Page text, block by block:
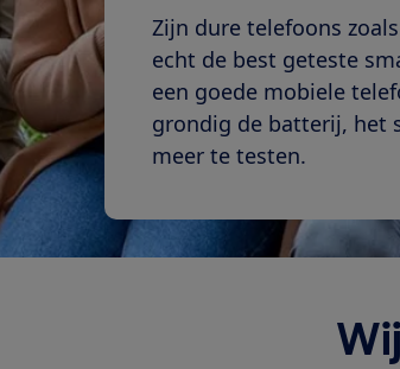
Zijn dure telefoons
echt de best geteste
een goede mobiele
grondig de batterij, het
meer te testen.